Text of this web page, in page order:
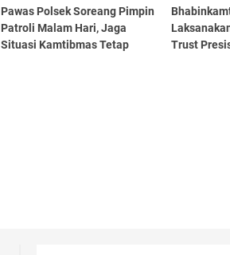
Pawas Polsek Soreang Pimpin
Patroli Malam Hari, Jaga
Situasi Kamtibmas Tetap
Trust